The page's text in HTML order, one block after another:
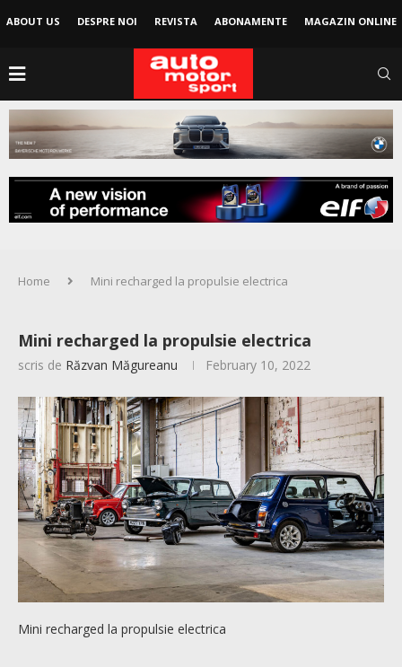
ABOUT US DESPRE NOI REVISTA ABONAMENTE MAGAZIN ONLINE
Home Mini recharged la propulsie electrica
Mini recharged la propulsie electrica
scris de Răzvan Măgureanu February 10, 2022
Mini recharged la propulsie electrica